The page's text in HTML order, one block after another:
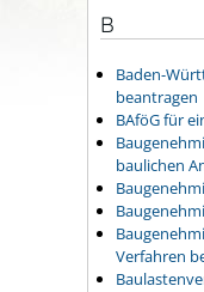
B
Baden-
beantragen
BAföG für
baulichen
Verfahren